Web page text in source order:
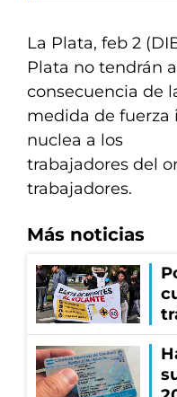
La Plata, feb 2
Plata no tendrán
consecuencia de
medida de fuerza
nuclea a los
trabajadores del
trabajadores.
Más noticias